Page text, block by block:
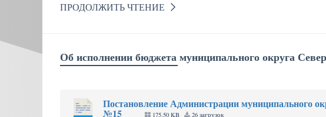
ПРОДОЛЖИТЬ ЧТЕНИЕ
Об исполнении бюджета муниципального округа
Постановление Администрации муниципального
№15 175.50 KB 26 загрузок